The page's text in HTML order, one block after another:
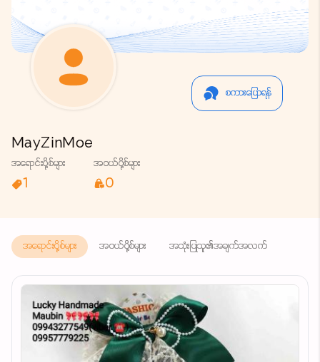
MayZinMoe
အရောင်းပို့စ်များ
1
အဝယ်ပို့စ်များ
0
စကားပြောရန်
အရောင်းပို့စ်များ အဝယ်ပို့စ်များ အသုံးပြုသူ၏အချက်အလက်